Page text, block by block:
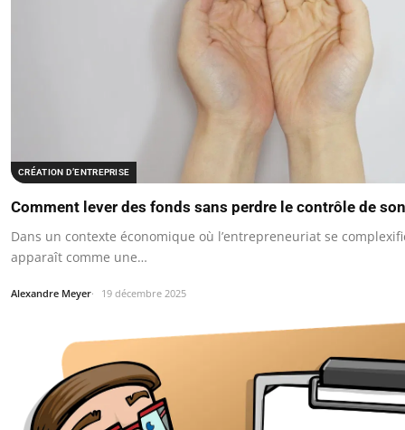
CRÉATION D’ENTREPRISE
Comment lever des fonds sans perdre le contrôle de
Dans un contexte économique où l’entrepreneuriat se
apparaît comme une…
Alexandre Meyer 19 décembre 2025